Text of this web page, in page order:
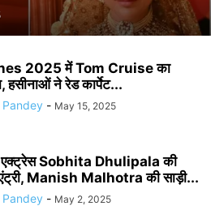
2025 में Tom Cruise का
हसीनाओं ने रेड कार्पेट...
- May 15, 2025
एक्ट्रेस Sobhita Dhulipala की
Manish Malhotra की साड़ी...
- May 2, 2025